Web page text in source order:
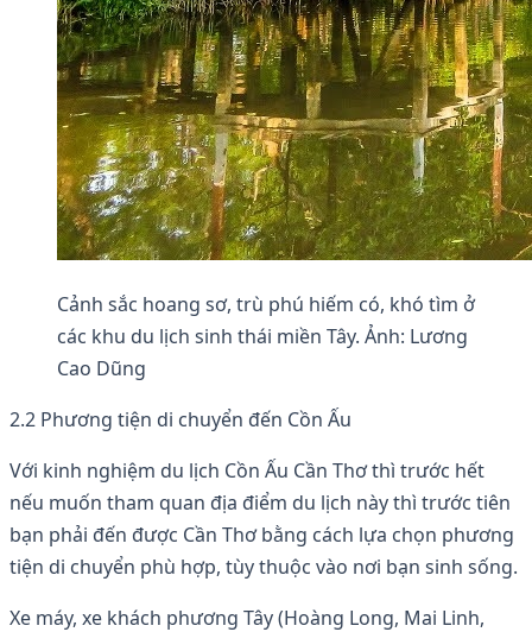
Cảnh sắc hoang sơ, trù phú hiếm có, khó tìm ở
các khu du lịch sinh thái miền Tây. Ảnh: Lương
Cao Dũng
2.2 Phương tiện di chuyển đến Cồn Ấu
Với kinh nghiệm du lịch Cồn Ấu Cần Thơ thì trước hết
nếu muốn tham quan địa điểm du lịch này thì trước tiên
bạn phải đến được Cần Thơ bằng cách lựa chọn phương
tiện di chuyển phù hợp, tùy thuộc vào nơi bạn sinh sống.
Xe máy, xe khách phương Tây (Hoàng Long, Mai Linh,